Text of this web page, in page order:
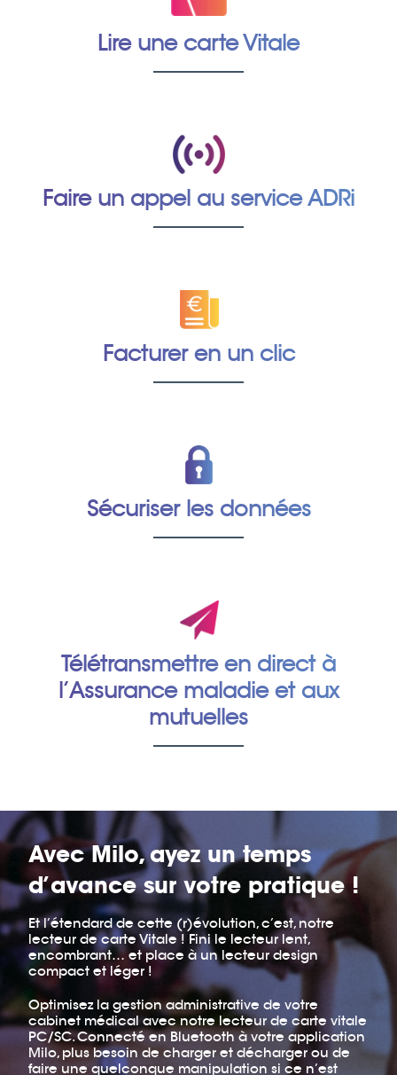
Lire une carte Vitale
Faire un appel au service ADRi
Facturer en un clic
Sécuriser les données
Télétransmettre en direct à
l’Assurance maladie et aux
mutuelles
Avec Milo, ayez un temps
d’avance sur votre pratique !
Et l’étendard de cette (r)évolution, c’est, notre
lecteur de carte Vitale ! Fini le lecteur lent,
encombrant… et place à un lecteur design
compact et léger !
Optimisez la gestion administrative de votre
cabinet médical avec notre lecteur de carte vitale
PC/SC. Connecté en Bluetooth à votre application
Milo, plus besoin de charger et décharger ou de
faire une quelconque manipulation si ce n’est